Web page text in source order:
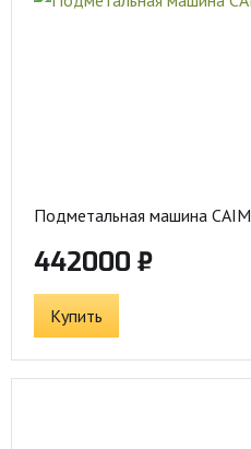
Подметальная машина
442000 ₽
Купить